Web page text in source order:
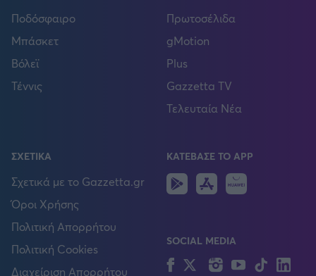
Ποδόσφαιρο
Μπάσκετ
Βόλεϊ
Τέννις
Πρωτοσέλιδα
gMotion
Plus
Gazzetta TV
Τελευταία Νέα
ΣΧΕΤΙΚΑ
Σχετικά με το Gazzetta.gr
Όροι Χρήσης
Πολιτική Απορρήτου
Πολιτική Cookies
Διαχείριση Απορρήτου
ΚΑΤΕΒΑΣΕ ΤΟ APP
Android
IOS
SOCIAL MEDIA
FacebookTwitterInstagram
YouTubeTikTok